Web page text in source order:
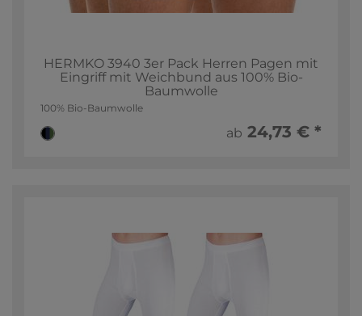
HERMKO 3940 3er Pack Herren Pagen mit
Eingriff mit Weichbund aus 100% Bio-
Baumwolle
100% Bio-Baumwolle
ab 24,73 € *